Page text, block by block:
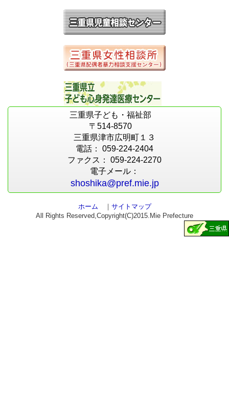
三重県子ども・福祉部
〒514-8570
三重県津市広明町１３
電話： 059-224-2404
ファクス： 059-224-2270
電子メール：
shoshika@pref.mie.jp
ホーム ｜ サイトマップ
All Rights Reserved,Copyright(C)2015.Mie Prefecture